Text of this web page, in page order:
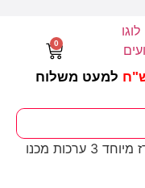
למעט משלוח
0
/ מארז מיוחד 3 ערכות מכנו